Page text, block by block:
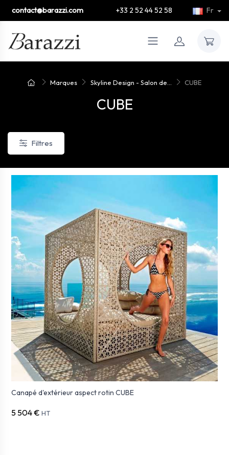
contact@barazzi.com +33 2 52 44 52 58 Fr
Marques Skyline Design - Salon de... CUBE
CUBE
Filtres
Canapé d'extérieur aspect rotin CUBE
5 504 € HT